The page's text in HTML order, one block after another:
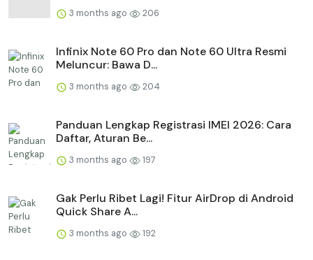
3 months ago 206
Infinix Note 60 Pro dan Note 60 Ultra Resmi
Meluncur: Bawa D...
3 months ago 204
Panduan Lengkap Registrasi IMEI 2026: Cara
Daftar, Aturan Be...
3 months ago 197
Gak Perlu Ribet Lagi! Fitur AirDrop di Android
Quick Share A...
3 months ago 192